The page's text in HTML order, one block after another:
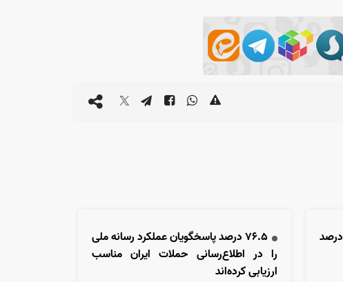
میزان مخاطبان رسانه ملی به ۷۶ درصد
۷۶.۵ درصد پاسخگویان عملکرد رسانه ملی
را در اطلاع‌رسانی حملات ایران مناسب
ارزیابی کرده‌اند